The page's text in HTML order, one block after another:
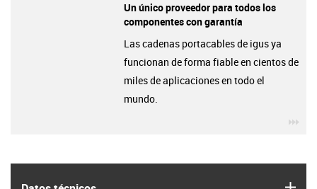
Un único proveedor para todos los
componentes con garantía
Las cadenas portacables de igus ya
funcionan de forma fiable en cientos de
miles de aplicaciones en todo el
mundo.